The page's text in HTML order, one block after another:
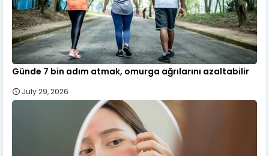
Günde 7 bin adım atmak, omurga ağrılarını azaltabilir
July 29, 2026